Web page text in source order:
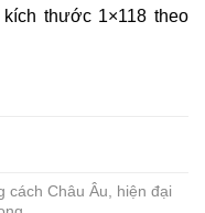
thước 1×118 theo
cách Châu Âu, hiện đại